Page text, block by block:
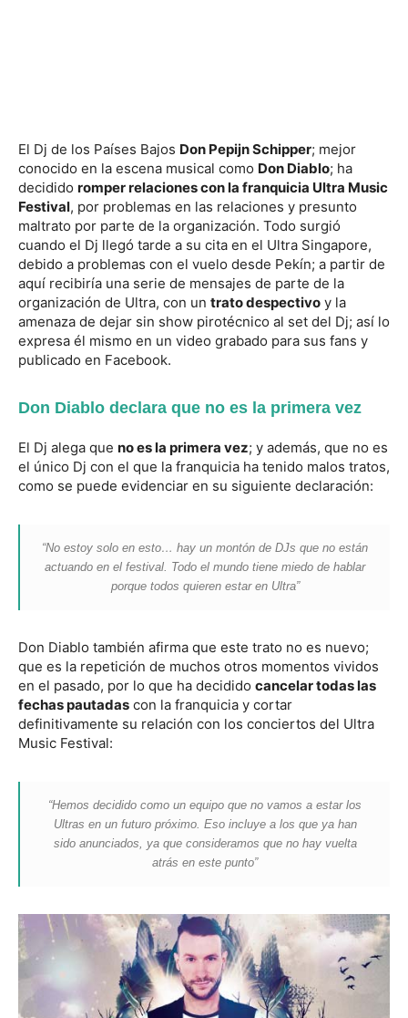
El Dj de los Países Bajos Don Pepijn Schipper; mejor
conocido en la escena musical como Don Diablo; ha
decidido romper relaciones con la franquicia Ultra Music
Festival, por problemas en las relaciones y presunto
maltrato por parte de la organización. Todo surgió
cuando el Dj llegó tarde a su cita en el Ultra Singapore,
debido a problemas con el vuelo desde Pekín; a partir de
aquí recibiría una serie de mensajes de parte de la
organización de Ultra, con un trato despectivo y la
amenaza de dejar sin show pirotécnico al set del Dj; así lo
expresa él mismo en un video grabado para sus fans y
publicado en Facebook.
Don Diablo declara que no es la primera vez
El Dj alega que no es la primera vez; y además, que no es
el único Dj con el que la franquicia ha tenido malos tratos,
como se puede evidenciar en su siguiente declaración:
“No estoy solo en esto… hay un montón de DJs que no están
actuando en el festival. Todo el mundo tiene miedo de hablar
porque todos quieren estar en Ultra”
Don Diablo también afirma que este trato no es nuevo;
que es la repetición de muchos otros momentos vividos
en el pasado, por lo que ha decidido cancelar todas las
fechas pautadas con la franquicia y cortar
definitivamente su relación con los conciertos del Ultra
Music Festival:
“Hemos decidido como un equipo que no vamos a estar los
Ultras en un futuro próximo. Eso incluye a los que ya han
sido anunciados, ya que consideramos que no hay vuelta
atrás en este punto”